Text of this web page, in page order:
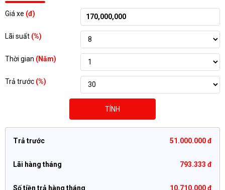
Giá xe (đ)
Lãi suất (%)
Thời gian (Năm)
Trả trước (%)
TÍNH
Trả trước 51.000.000 đ
Lãi hàng tháng 793.333 đ
Số tiền trả hàng tháng 10.710.000 đ